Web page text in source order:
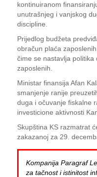
kontinuiranom
unutrašnjeg i vanjskog
discipline.
Prijedlog budžeta
obračun plaća
čime se nastavlja
zaposlenih.
Ministar finansija Afan
smanjenje ranije
duga i očuvanje fiskalne
investicione aktivnosti
Skupština KS razmatrat
zakazanoj za 29.
Kompanija Paragraf
za tačnost i istinitost